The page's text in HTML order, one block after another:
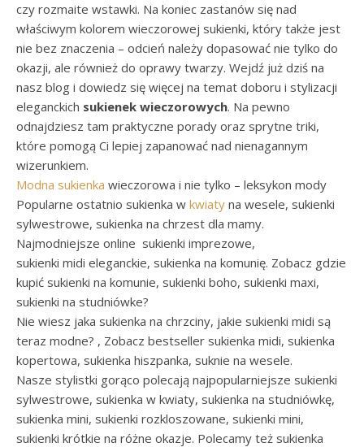
czy rozmaite wstawki. Na koniec zastanów się nad
właściwym kolorem wieczorowej sukienki, który także jest
nie bez znaczenia – odcień należy dopasować nie tylko do
okazji, ale również do oprawy twarzy. Wejdź już dziś na
nasz blog i dowiedz się więcej na temat doboru i stylizacji
eleganckich sukienek wieczorowych. Na pewno
odnajdziesz tam praktyczne porady oraz sprytne triki,
które pomogą Ci lepiej zapanować nad nienagannym
wizerunkiem.
Modna sukienka wieczorowa i nie tylko – leksykon mody
Popularne ostatnio sukienka w kwiaty na wesele, sukienki
sylwestrowe, sukienka na chrzest dla mamy.
Najmodniejsze online sukienki imprezowe,
sukienki midi eleganckie, sukienka na komunię. Zobacz gdzie
kupić sukienki na komunie, sukienki boho, sukienki maxi,
sukienki na studniówke?
Nie wiesz jaka sukienka na chrzciny, jakie sukienki midi są
teraz modne? , Zobacz bestseller sukienka midi, sukienka
kopertowa, sukienka hiszpanka, suknie na wesele.
Nasze stylistki gorąco polecają najpopularniejsze sukienki
sylwestrowe, sukienka w kwiaty, sukienka na studniówkę,
sukienka mini, sukienki rozkloszowane, sukienki mini,
sukienki krótkie na różne okazje. Polecamy też sukienka